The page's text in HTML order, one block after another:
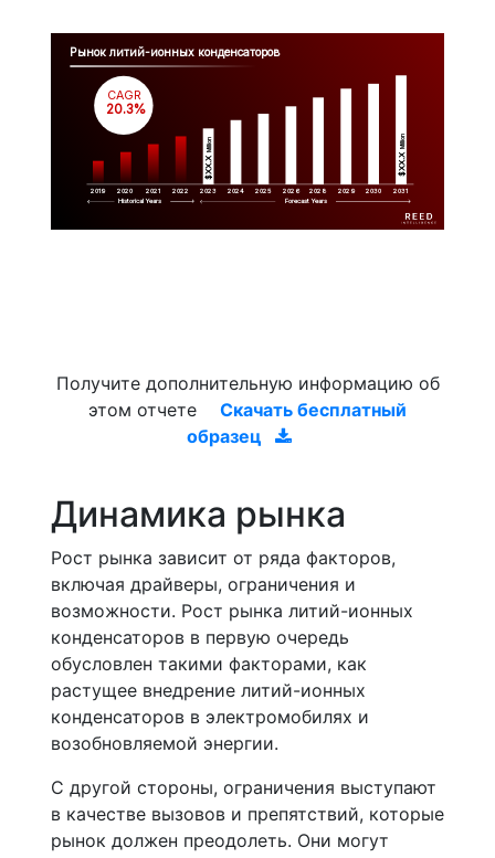
Рынок литий-ионных конденсаторов
2019 2020 2021 2022 2023 2024 2025 2026 2028 2029 2030 2031
$XX.X
Million
$XX.X
Million
CAGR
20.3%
Historical Years Forecast Years
Получите дополнительную информацию об
этом отчете
Скачать бесплатный
образец
Динамика рынка
Рост рынка зависит от ряда факторов,
включая драйверы, ограничения и
возможности. Рост рынка литий-ионных
конденсаторов в первую очередь
обусловлен такими факторами, как
растущее внедрение литий-ионных
конденсаторов в электромобилях и
возобновляемой энергии.
С другой стороны, ограничения выступают
в качестве вызовов и препятствий, которые
рынок должен преодолеть. Они могут